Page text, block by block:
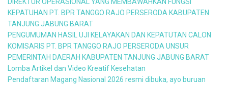
KEPATUHAN PT. BPR TANGGO RAJO PERSERODA KABUPATEN
TANJUNG JABUNG BARAT
PENGUMUMAN HASIL UJI KELAYAKAN DAN KEPATUTAN CALON
KOMISARIS PT. BPR TANGGO RAJO PERSERODA UNSUR
PEMERINTAH DAERAH KABUPATEN TANJUNG JABUNG BARAT
Lomba Artikel dan Video Kreatif Kesehatan
Pendaftaran Magang Nasional 2026 resmi dibuka, ayo buruan